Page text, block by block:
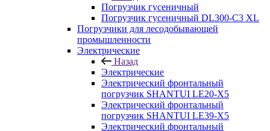
Погрузчик гусеничный
Погрузчик гусеничный DL300-C3 XL
Погрузчики для лесодобывающей
промышленности
Электрические
Назад
Электрические
Электрический фронтальный
погрузчик SHANTUI LE20-X5
Электрический фронтальный
погрузчик SHANTUI LE39-X5
Электрический фронтальный